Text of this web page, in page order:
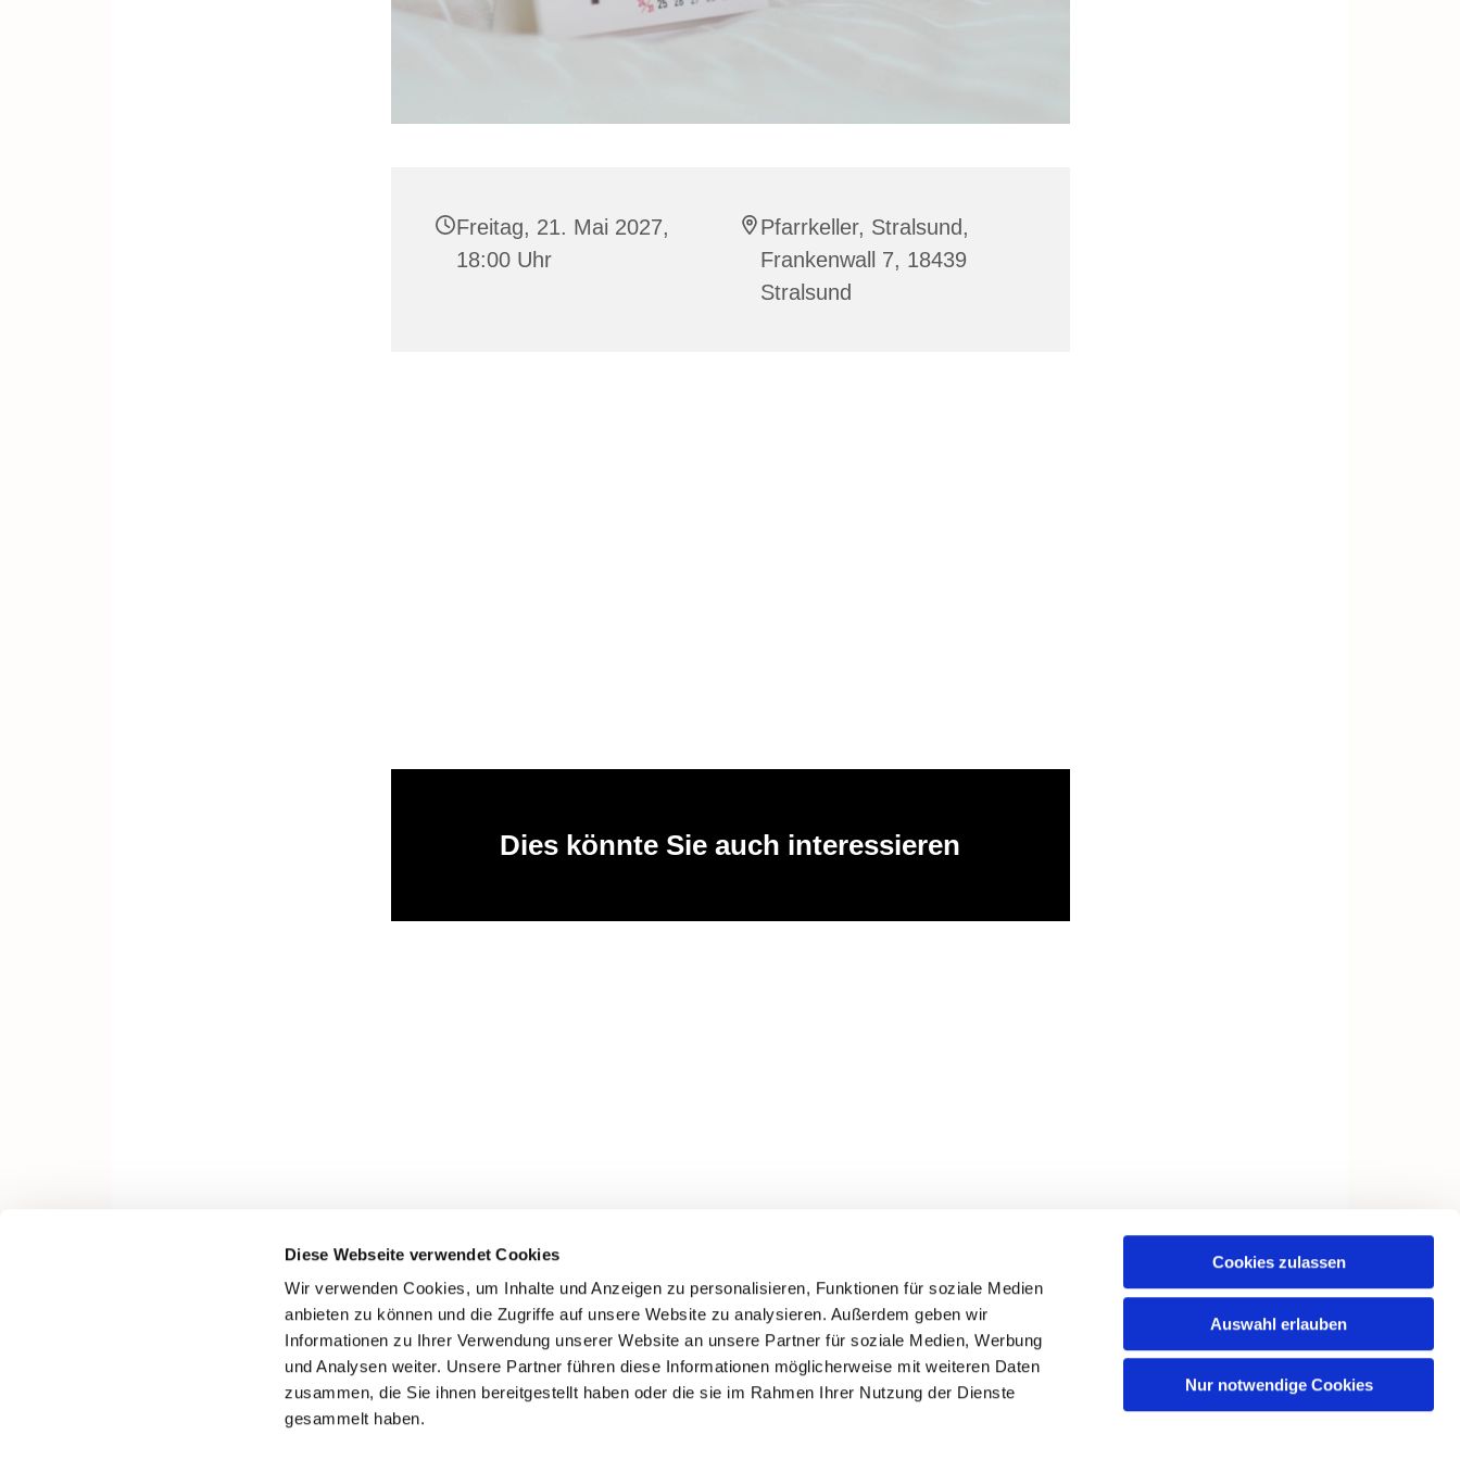
Diese Webseite verwendet Cookies
Wir verwenden Cookies, um Inhalte und Anzeigen zu personalisieren, Funktionen für soziale Medien
anbieten zu können und die Zugriffe auf unsere Website zu analysieren. Außerdem geben wir
Informationen zu Ihrer Verwendung unserer Website an unsere Partner für soziale Medien, Werbung
und Analysen weiter. Unsere Partner führen diese Informationen möglicherweise mit weiteren Daten
zusammen, die Sie ihnen bereitgestellt haben oder die sie im Rahmen Ihrer Nutzung der Dienste
gesammelt haben.
Cookies zulassen
Auswahl erlauben
Nur notwendige Cookies
Freitag, 21. Mai 2027,
18:00 Uhr
Pfarrkeller, Stralsund,
Frankenwall 7, 18439
Stralsund
Dies könnte Sie auch interessieren